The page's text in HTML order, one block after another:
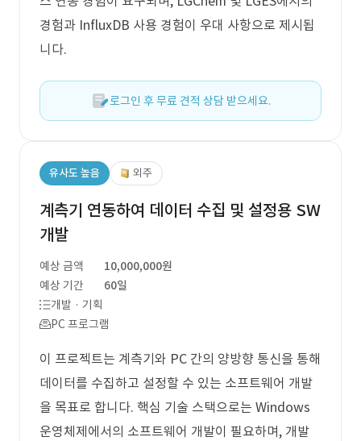
경험과 InfluxDB 사용 경험이 우대 사항으로 제시됩
니다.
로그인 후 무료 견적 상담 받으세요.
유사도 높음 외주
계측기 연동하여 데이터 수집 및 설정용 SW
개발
예상 금액
10,000,000원
예상 기간
60일
개발 · 기획
PC 프로그램
이 프로젝트는 계측기와 PC 간의 양방향 통신을 통해
데이터를 수집하고 설정할 수 있는 소프트웨어 개발
을 목표로 합니다. 핵심 기술 스택으로는 Windows
운영체제에서의 소프트웨어 개발이 필요하며, 개발